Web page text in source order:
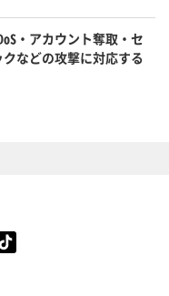
・アカウント奪取・セ
などの攻撃に対応する